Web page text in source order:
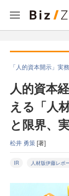
「人的資本開示」実
人的資本
える「人
と限界、
松井 勇策[著]
IR 人材版伊藤レポ